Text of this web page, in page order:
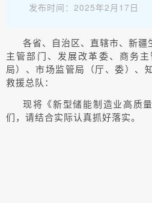
发布时间：2025年2月17日
各省、自治区、直辖市、新
主管部门、发展改革委、商务主
局）、市场监管局（厅、委）、
救援总队：
现将《新型储能制造业高质
们，请结合实际认真抓好落实。